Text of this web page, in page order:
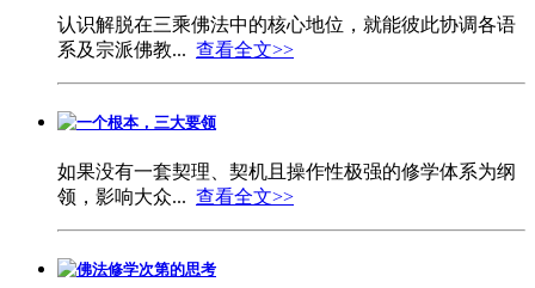
认识解脱在三乘佛法中的核心地位，就能彼此协调各语
系及宗派佛教... 查看全文>>
一个根本，三大要领
如果没有一套契理、契机且操作性极强的修学体系为纲
领，影响大众... 查看全文>>
佛法修学次第的思考